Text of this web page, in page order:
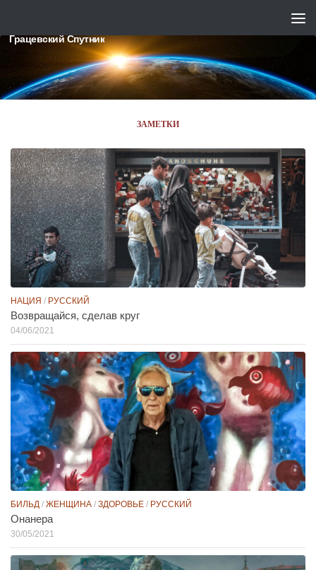
Грацевский Спутник
ЗАМЕТКИ
НАЦИЯ / РУССКИЙ
Возвращайся, сделав круг
04/06/2021
БИЛЬД / ЖЕНЩИНА / ЗДОРОВЬЕ / РУССКИЙ
Онанера
30/05/2021